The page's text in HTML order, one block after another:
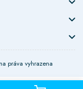
práva vyhrazena